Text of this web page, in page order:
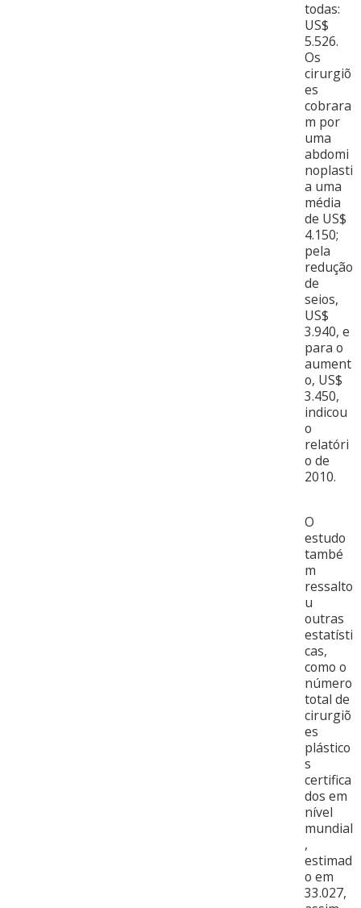
todas:
US$
5.526.
Os
cirurgiõ
es
cobrara
m por
uma
abdomi
noplasti
a uma
média
de US$
4.150;
pela
redução
de
seios,
US$
3.940, e
para o
aument
o, US$
3.450,
indicou
o
relatóri
o de
2010.
O
estudo
també
m
ressalto
u
outras
estatísti
cas,
como o
número
total de
cirurgiõ
es
plástico
s
certifica
dos em
nível
mundial
,
estimad
o em
33.027,